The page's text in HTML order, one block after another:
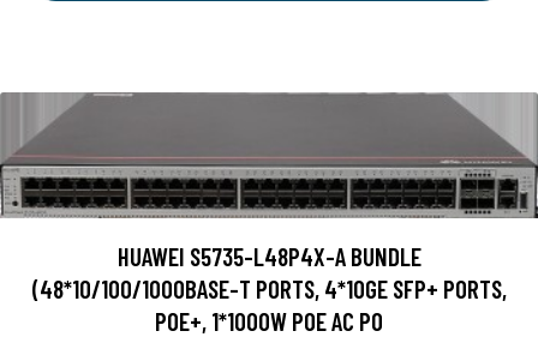
HUAWEI S5735-L48P4X-A BUNDLE
(48*10/100/1000BASE-T PORTS, 4*10GE SFP+ PORTS,
POE+, 1*1000W POE AC PO